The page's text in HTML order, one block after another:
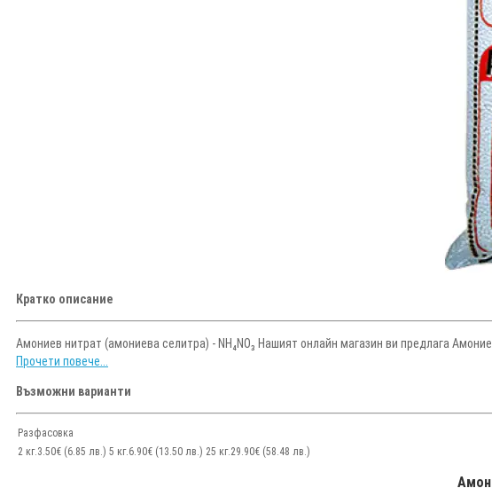
Кратко описание
Амониев нитрат (амониева селитра) - NH₄NO₃ Нашият онлайн магазин ви предлага
Прочети повече...
Възможни варианти
Разфасовка
2 кг. 3.50€ (6.85 лв.) 5 кг. 6.90€ (13.50 лв.) 25 кг. 29.90€ (58.48 лв.)